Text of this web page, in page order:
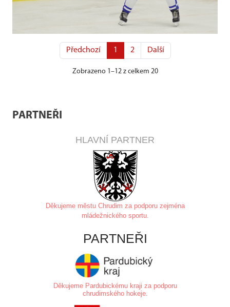
Předchozí 1 2 Další
Zobrazeno 1–12 z celkem 20
PARTNEŘI
HLAVNÍ PARTNER
Děkujeme městu Chrudim za podporu zejména
mládežnického sportu.
PARTNEŘI
Děkujeme Pardubickému kraji za podporu
chrudimského hokeje.